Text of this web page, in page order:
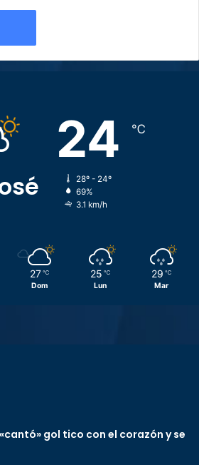
24 ℃
28º - 24º
69%
3.1 km/h
27 ℃
Dom
25 ℃
Lun
29 ℃
Mar
gol tico con el corazón y se